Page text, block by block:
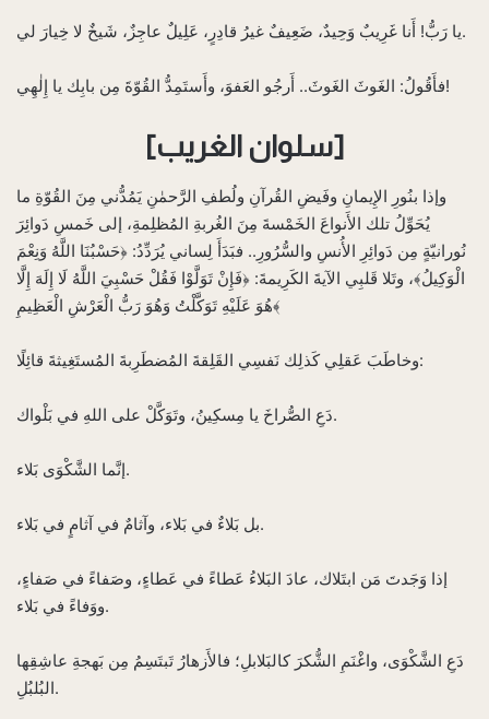
يا رَبُّ! أَنا غَرِيبٌ وَحِيدٌ، ضَعِيفٌ غيرُ قادِرٍ، عَلِيلٌ عاجِزٌ، شَيخٌ لا خِيارَ لي.
فأَقُولُ: الغَوثَ الغَوثَ.. أَرجُو العَفوَ، وأَستَمِدُّ القُوّةَ مِن بابِك يا إِلٰهِي!
[سلوان الغريب]
وإذا بنُورِ الإِيمانِ وفَيضِ القُرآنِ ولُطفِ الرَّحمٰنِ يَمُدُّني مِنَ القُوّةِ ما
يُحَوِّلُ تلك الأَنواعَ الخَمْسةَ مِنَ الغُربةِ المُظلِمةِ، إلى خَمسِ دَوائِرَ
نُورانيّةٍ مِن دَوائِرِ الأُنسِ والسُّرُورِ.. فبَدَأَ لِساني يُرَدِّدُ: ﴿حَسْبُنَا اللَّهُ وَنِعْمَ
الْوَكِيلُ﴾، وتَلا قَلبِي الآيةَ الكَرِيمةَ: ﴿فَإِنْ تَوَلَّوْا فَقُلْ حَسْبِيَ اللَّهُ لَا إِلَهَ إِلَّا
هُوَ عَلَيْهِ تَوَكَّلْتُ وَهُوَ رَبُّ الْعَرْشِ الْعَظِيمِ﴾
وخاطَبَ عَقلِي كَذلِك نَفسِي القَلِقةَ المُضطَرِبةَ المُستَغِيثةَ قائِلًا:
دَعِ الصُّراخَ يا مِسكِينُ، وتَوَكَّلْ على اللهِ في بَلْواك.
إنَّما الشَّكْوَى بَلاء.
بل بَلاءٌ في بَلاء، وآثامٌ في آثامٍ في بَلاء.
إذا وَجَدتَ مَن ابتَلاك، عادَ البَلاءُ عَطاءً في عَطاءٍ، وصَفاءً في صَفاءٍ،
ووَفاءً في بَلاء.
دَعِ الشَّكْوَى، واغْنَمِ الشُّكرَ كالبَلابلِ؛ فالأَزهارُ تَبتَسِمُ مِن بَهجةِ عاشِقِها
البُلبُلِ.